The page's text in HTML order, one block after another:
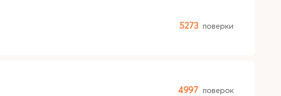
5273 поверки
4997 поверок